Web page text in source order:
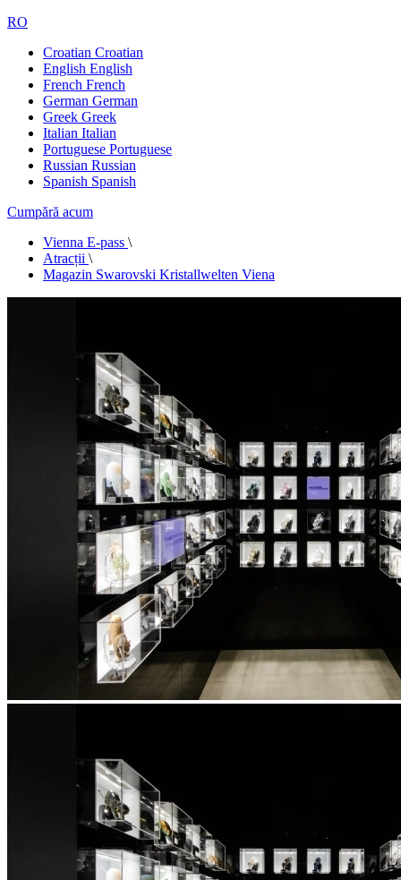
RO
Croatian Croatian
English English
French French
German German
Greek Greek
Italian Italian
Portuguese Portuguese
Russian Russian
Spanish Spanish
Cumpără acum
Vienna E-pass \
Atracții \
Magazin Swarovski Kristallwelten Viena